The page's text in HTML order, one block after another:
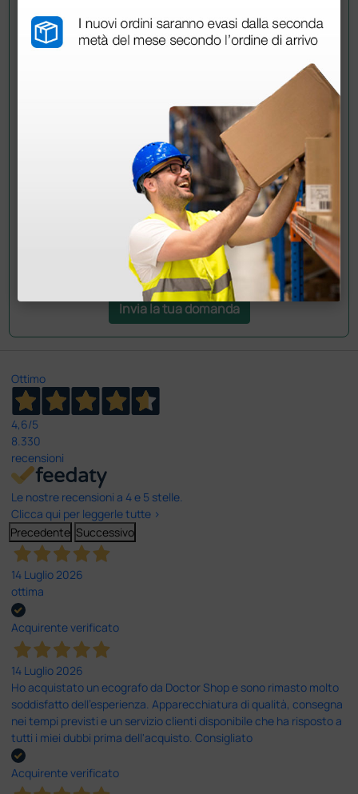
Hai ancora qualche dubbio? Vuoi ulteriori
Invia ora la tua domanda ai colleghi che hanno già
acquistato questo prodotto.
Invia la tua domanda
Ottimo
4,6/5
8.330
recensioni
Le nostre recensioni a 4 e 5 stelle.
Clicca qui per leggerle tutte >
Precedente Successivo
14 Luglio 2026
ottima
Acquirente verificato
14 Luglio 2026
Ho acquistato un ecografo da Doctor Shop e sono rimasto molto
soddisfatto dell'esperienza. Apparecchiatura di qualità, consegna
nei tempi previsti e un servizio clienti disponibile che ha risposto a
tutti i miei dubbi prima dell'acquisto. Consigliato
Acquirente verificato